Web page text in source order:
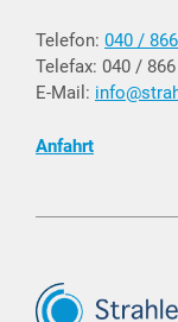
Telefon: 040 /
Telefax: 040 /
E-Mail:
Anfahrt